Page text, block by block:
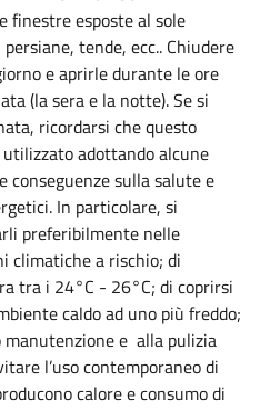
finestre esposte al sole
tende, ecc.. Chiudere
e aprirle durante le ore
(la sera e la notte). Se si
ricordarsi che questo
adottando alcune
conseguenze sulla salute e
In particolare, si
preferibilmente nelle
climatiche a rischio; di
tra i 24°C - 26°C; di coprirsi
caldo ad uno più freddo;
manutenzione e alla pulizia
l’uso contemporaneo di
calore e consumo di